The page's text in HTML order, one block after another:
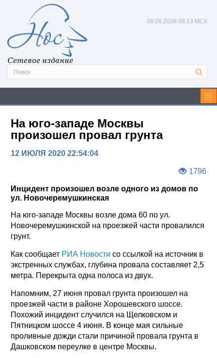
Сетевое издание
08.08.2026 06:13 МСК
На юго-западе Москвы
произошел провал грунта
12 ИЮЛЯ 2020 22:54:04
1796
Инцидент произошел возле одного из домов по
ул. Новочеремушкинская
На юго-западе Москвы возле дома 60 по ул.
Новочеремушкинской на проезжей части провалился
грунт.
Как сообщает РИА Новости со ссылкой на источник в
экстренных службах, глубина провала составляет 2,5
метра. Перекрыта одна полоса из двух.
Напомним, 27 июня провал грунта произошел на
проезжей части в районе Хорошевского шоссе.
Похожий инцидент случился на Щелковском и
Пятницком шоссе 4 июня. В конце мая сильные
проливные дожди стали причиной провала грунта в
Дашковском переулке в центре Москвы.